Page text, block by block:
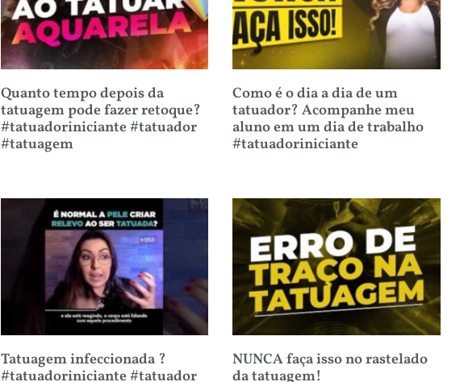
Quanto tempo depois da
tatuagem pode fazer retoque?
#tatuadoriniciante #tatuador
#tatuagem
Como é o dia a dia de um
tatuador? Acompanhe meu
aluno em um dia de trabalho
#tatuadoriniciante
Tatuagem infeccionada ?
#tatuadoriniciante #tatuador
NUNCA faça isso no rastelado
da tatuagem!